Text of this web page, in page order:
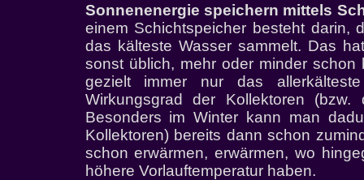
Sonnenenergie speichern mittels
einem Schichtspeicher besteht darin,
das kälteste Wasser sammelt. Das
sonst üblich, mehr oder minder
gezielt immer nur das
Wirkungsgrad der Kollektoren (bzw.
Besonders im Winter kann man
Kollektoren) bereits dann schon
schon erwärmen, erwärmen, wo
höhere Vorlauftemperatur haben.